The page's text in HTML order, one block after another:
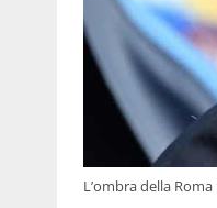
L’ombra della